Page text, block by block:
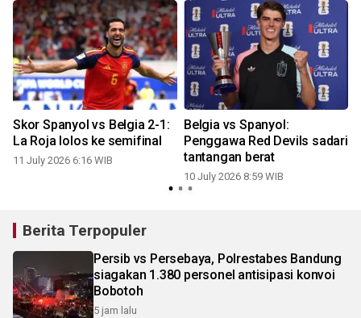
Skor Spanyol vs Belgia 2-1:
La Roja lolos ke semifinal
11 July 2026 6:16 WIB
Belgia vs Spanyol:
Penggawa Red Devils sadari
tantangan berat
10 July 2026 8:59 WIB
Berita Terpopuler
Persib vs Persebaya, Polrestabes Bandung
siagakan 1.380 personel antisipasi konvoi
Bobotoh
5 jam lalu